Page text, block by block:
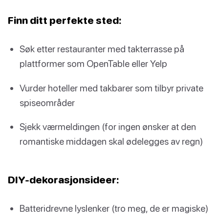
Finn ditt perfekte sted:
Søk etter restauranter med takterrasse på
plattformer som OpenTable eller Yelp
Vurder hoteller med takbarer som tilbyr private
spiseområder
Sjekk værmeldingen (for ingen ønsker at den
romantiske middagen skal ødelegges av regn)
DIY-dekorasjonsideer:
Batteridrevne lyslenker (tro meg, de er magiske)